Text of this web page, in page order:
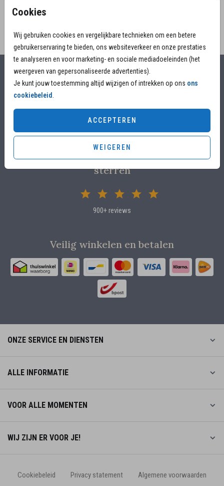
Cookies
Wij gebruiken cookies en vergelijkbare technieken om een betere
gebruikerservaring te bieden, ons websiteverkeer en onze prestaties
te analyseren en voor marketing- en sociale mediadoeleinden (het
weergeven van gepersonaliseerde advertenties).
Je kunt jouw toestemming altijd wijzigen of intrekken op ons ons
cookiebeleid
ACCEPTEREN
WEIGEREN
Alles voor jouw moment
Proefdruk voor €4,95
Klanten beoordelen ons met 4.82 / 5
sterren
900+ reviews
Veilig winkelen en betalen
ONZE SERVICE EN DIENSTEN
ALLE INFORMATIE
VOOR ALLE MOMENTEN
WIJ ZIJN ER VOOR JE!
Cookiebeleid Privacy statement Algemene voorwaarden